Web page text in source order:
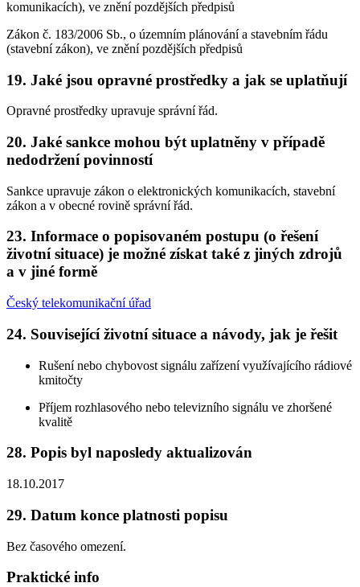
komunikacích), ve znění pozdějších předpisů
Zákon č. 183/2006 Sb., o územním plánování a stavebním řádu
(stavební zákon), ve znění pozdějších předpisů
19. Jaké jsou opravné prostředky a jak se uplatňují
Opravné prostředky upravuje správní řád.
20. Jaké sankce mohou být uplatněny v případě
nedodržení povinností
Sankce upravuje zákon o elektronických komunikacích, stavební
zákon a v obecné rovině správní řád.
23. Informace o popisovaném postupu (o řešení
životní situace) je možné získat také z jiných zdrojů
a v jiné formě
Český telekomunikační úřad
24. Související životní situace a návody, jak je řešit
Rušení nebo chybovost signálu zařízení využívajícího rádiové
kmitočty
Příjem rozhlasového nebo televizního signálu ve zhoršené
kvalitě
28. Popis byl naposledy aktualizován
18.10.2017
29. Datum konce platnosti popisu
Bez časového omezení.
Praktické info